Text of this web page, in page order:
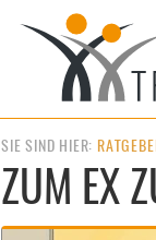
SIE SIND HIER:
ZUM EX